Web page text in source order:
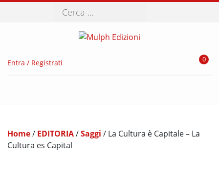
Entra / Registrati 0
Home/ EDITORIA/Saggi / La Cultura è Capitale – La
Cultura es Capital